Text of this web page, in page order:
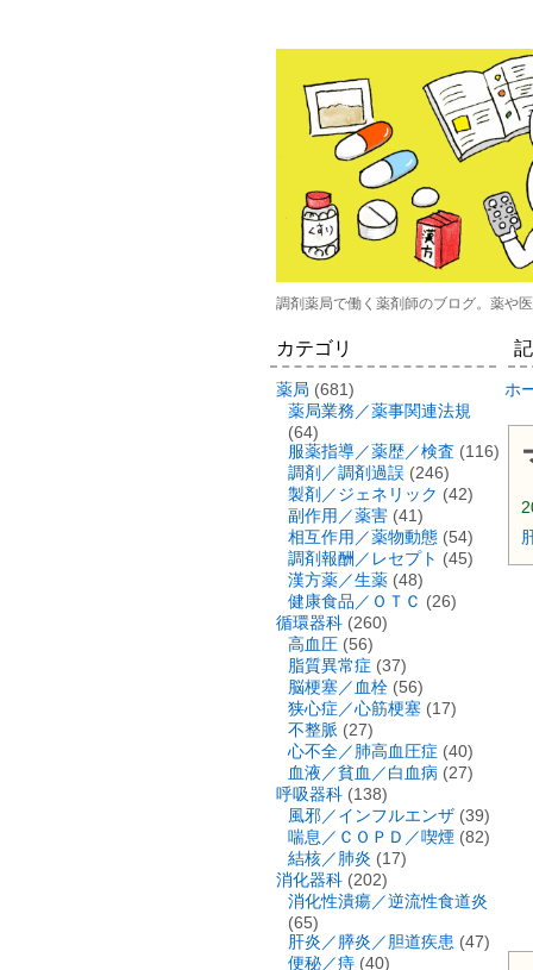
調剤薬局で働く薬剤師のブログ。薬や
ホ
カテゴリ
薬局 (681)
薬局業務／薬事関連法規
(64)
服薬指導／薬歴／検査 (116)
調剤／調剤過誤 (246)
製剤／ジェネリック (42)
副作用／薬害 (41)
相互作用／薬物動態 (54)
調剤報酬／レセプト (45)
漢方薬／生薬 (48)
健康食品／ＯＴＣ (26)
循環器科 (260)
高血圧 (56)
脂質異常症 (37)
脳梗塞／血栓 (56)
狭心症／心筋梗塞 (17)
不整脈 (27)
心不全／肺高血圧症 (40)
血液／貧血／白血病 (27)
呼吸器科 (138)
風邪／インフルエンザ (39)
喘息／ＣＯＰＤ／喫煙 (82)
結核／肺炎 (17)
消化器科 (202)
消化性潰瘍／逆流性食道炎
(65)
肝炎／膵炎／胆道疾患 (47)
便秘／痔 (40)